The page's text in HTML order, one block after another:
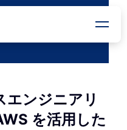
エンジニアリ
を活用した